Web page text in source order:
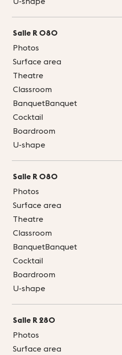
Salle R 080
Photos
Surface area
Theatre
Classroom
BanquetBanquet
Cocktail
Boardroom
U-shape
Salle R 080
Photos
Surface area
Theatre
Classroom
BanquetBanquet
Cocktail
Boardroom
U-shape
Salle R 280
Photos
Surface area